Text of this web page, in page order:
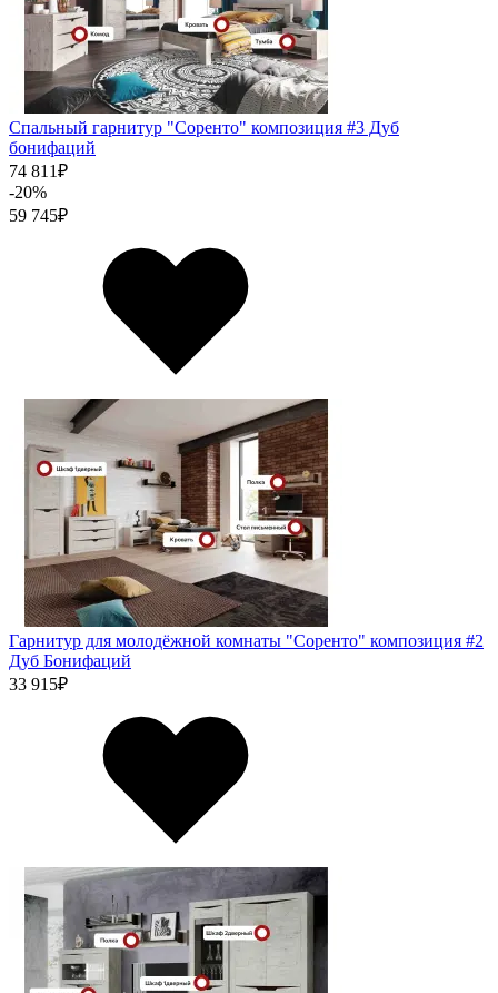
Спальный гарнитур "Соренто" композиция #3 Дуб
бонифаций
74 811₽
-20%
59 745₽
Гарнитур для молодёжной комнаты "Соренто" композиция #2
Дуб Бонифаций
33 915₽